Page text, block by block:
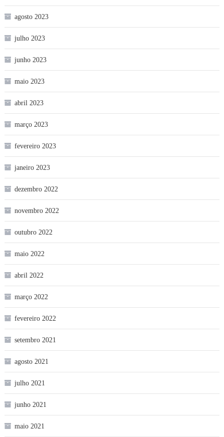
agosto 2023
julho 2023
junho 2023
maio 2023
abril 2023
março 2023
fevereiro 2023
janeiro 2023
dezembro 2022
novembro 2022
outubro 2022
maio 2022
abril 2022
março 2022
fevereiro 2022
setembro 2021
agosto 2021
julho 2021
junho 2021
maio 2021